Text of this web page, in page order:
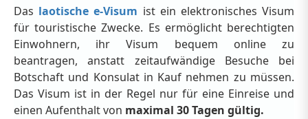
Das laotische e-Visum ist ein elektronisches Visum
für touristische Zwecke. Es ermöglicht berechtigten
Einwohnern, ihr Visum bequem online zu
beantragen, anstatt zeitaufwändige Besuche bei
Botschaft und Konsulat in Kauf nehmen zu müssen.
Das Visum ist in der Regel nur für eine Einreise und
einen Aufenthalt von maximal 30 Tagen gültig.